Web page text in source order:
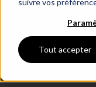
Tout accepter
PRODUCTS